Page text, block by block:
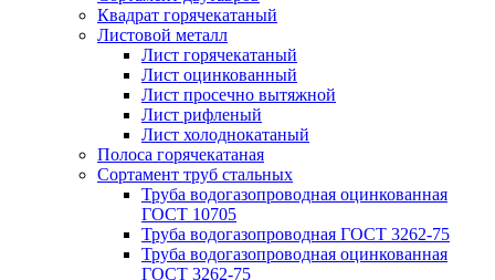
Квадрат горячекатаный
Листовой металл
Лист горячекатаный
Лист оцинкованный
Лист просечно вытяжной
Лист рифленый
Лист холоднокатаный
Полоса горячекатаная
Сортамент труб стальных
Труба водогазопроводная оцинкованная
ГОСТ 10705
Труба водогазопроводная ГОСТ 3262-75
Труба водогазопроводная оцинкованная
ГОСТ 3262-75